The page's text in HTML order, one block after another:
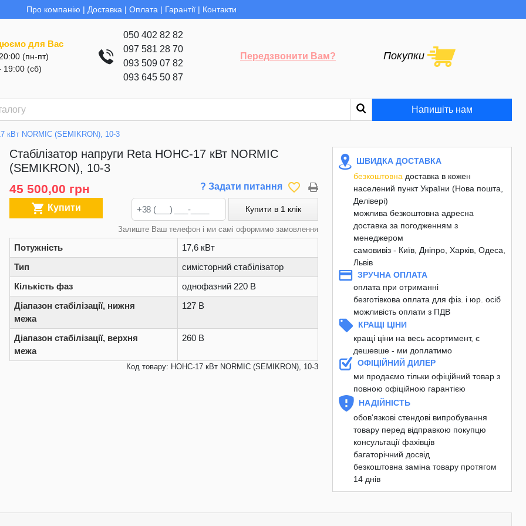
Про компанію | Доставка | Оплата | Гарантії | Контакти
для Вас
(пн-пт)
19:00 (сб)
050 402 82 82
097 581 28 70
093 509 07 82
093 645 50 87
Передзвонити Вам? Покупки
Напишіть нам
кВт NORMIC (SEMIKRON), 10-3
Стабілізатор напруги Reta НОНС-17 кВт NORMIC
(SEMIKRON), 10-3
45 500,00 грн ? Задати питання favorite_border
 Купити Купити в 1 клік
Залиште Ваш телефон і ми самі оформимо замовлення
Потужність
17,6 кВт
Тип
симісторний стабілізатор
Кількість фаз
однофазний 220 В
Діапазон стабілізації, нижня
межа
127 В
Діапазон стабілізації, верхня
межа
260 В
Код товару: НОНС-17 кВт NORMIC (SEMIKRON), 10-3
ШВИДКА ДОСТАВКА
безкоштовна доставка в кожен
населений пункт України (Нова пошта,
Делівері)
можлива безкоштовна адресна
доставка за погодженням з
менеджером
самовивіз - Київ, Дніпро, Харків, Одеса,
Львів
ЗРУЧНА ОПЛАТА
оплата при отриманні
безготівкова оплата для фіз. і юр. осіб
можливість оплати з ПДВ
КРАЩІ ЦІНИ
кращі ціни на весь асортимент, є
дешевше - ми доплатимо
ОФІЦІЙНИЙ ДИЛЕР
ми продаємо тільки офіційний товар з
повною офіційною гарантією
НАДІЙНІСТЬ
обов'язкові стендові випробування
товару перед відправкою покупцю
консультації фахівців
багаторічний досвід
безкоштовна заміна товару протягом
14 днів